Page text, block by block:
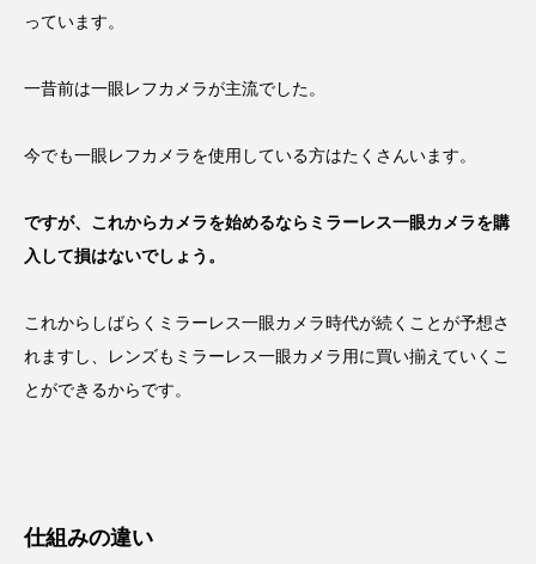
っています。
一昔前は一眼レフカメラが主流でした。
今でも一眼レフカメラを使用している方はたくさんいます。
ですが、これからカメラを始めるならミラーレス一眼カメラを購
入して損はないでしょう。
これからしばらくミラーレス一眼カメラ時代が続くことが予想さ
れますし、レンズもミラーレス一眼カメラ用に買い揃えていくこ
とができるからです。
仕組みの違い